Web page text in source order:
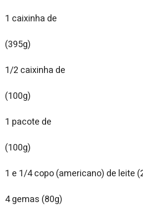
1 caixinha de
(395g)
1/2 caixinha de
(100g)
1 pacote de
(100g)
1 e 1/4 copo (americano) de leite
4 gemas (80g)